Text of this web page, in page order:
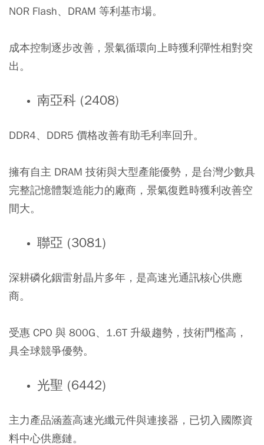
NOR Flash、DRAM 等利基市場。
成本控制逐步改善，景氣循環向上時獲利彈性相對突
出。
南亞科 (2408)
DDR4、DDR5 價格改善有助毛利率回升。
擁有自主 DRAM 技術與大型產能優勢，是台灣少數具
完整記憶體製造能力的廠商，景氣復甦時獲利改善空
間大。
聯亞 (3081)
深耕磷化銦雷射晶片多年，是高速光通訊核心供應
商。
受惠 CPO 與 800G、1.6T 升級趨勢，技術門檻高，
具全球競爭優勢。
光聖 (6442)
主力產品涵蓋高速光纖元件與連接器，已切入國際資
料中心供應鏈。